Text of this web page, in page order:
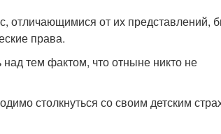
отличающимися от их представлений,
права.
тем фактом, что отныне никто не
столкнуться со своим детским